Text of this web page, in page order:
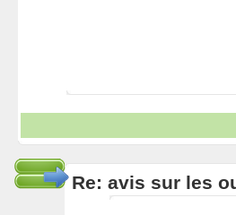
Re: avis sur les